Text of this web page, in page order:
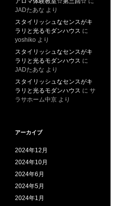
JADたあな より
スタイリッシュなセンスがキ
ラリと光るモダンハウス に
yoshiko より
スタイリッシュなセンスがキ
ラリと光るモダンハウス に
JADたあな より
スタイリッシュなセンスがキ
ラリと光るモダンハウス に サ
ラサホーム中京 より
アーカイブ
2024年12月
2024年10月
2024年6月
2024年5月
2024年1月